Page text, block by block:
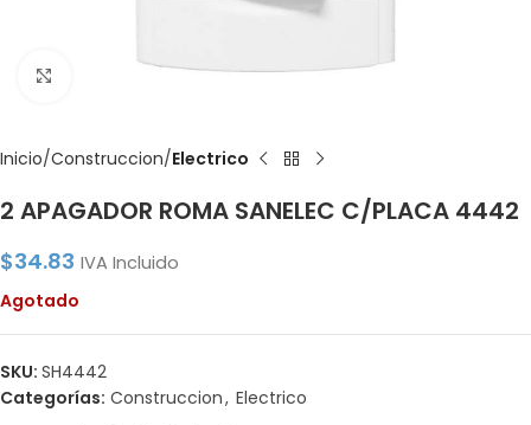
Click to enlarge
Inicio Construccion Electrico
2 APAGADOR ROMA SANELEC C/PLACA 4442
$34.83 IVA Incluido
Agotado
SKU: SH4442
Categorías: Construccion, Electrico